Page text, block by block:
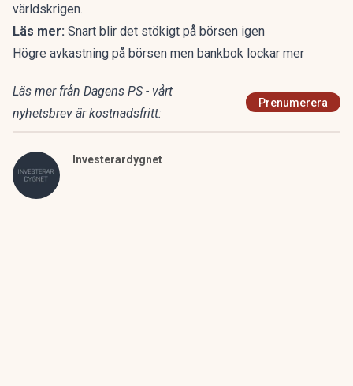
världskrigen.
Läs mer: Snart blir det stökigt på börsen igen
Högre avkastning på börsen men bankbok lockar mer
Läs mer från Dagens PS - vårt
nyhetsbrev är kostnadsfritt:
Prenumerera
Investerardygnet